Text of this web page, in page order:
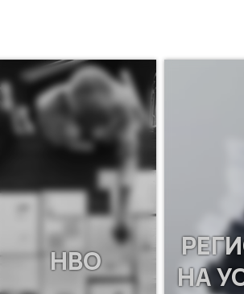
НВО
НА